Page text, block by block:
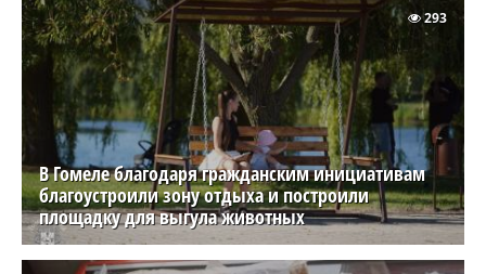
В Гомеле благодаря гражданским инициативам
благоустроили зону отдыха и построили
площадку для выгула животных
293